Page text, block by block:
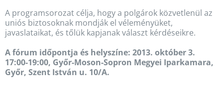
A programsorozat célja, hogy a polgárok közvetlenül az
uniós biztosoknak mondják el véleményüket,
javaslataikat, és tőlük kapjanak választ kérdéseikre.
A fórum időpontja és helyszíne: 2013. október 3.
17:00-19:00, Győr-Moson-Sopron Megyei Iparkamara,
Győr, Szent István u. 10/A.